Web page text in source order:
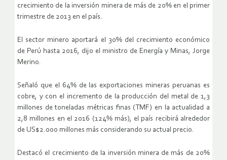
crecimiento de la inversión minera de más de 20% en el primer
trimestre de 2013 en el país.
El sector minero aportará el 30% del crecimiento económico
de Perú hasta 2016, dijo el ministro de Energía y Minas, Jorge
Merino.
Señaló que el 64% de las exportaciones mineras peruanas es
cobre, y con el incremento de la producción del metal de 1,3
millones de toneladas métricas finas (TMF) en la actualidad a
2,8 millones en el 2016 (124% más), el país recibirá alrededor
de US$2.000 millones más considerando su actual precio.
Destacó el crecimiento de la inversión minera de más de 20%